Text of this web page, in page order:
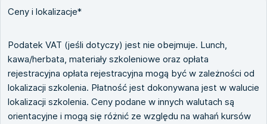
Ceny i lokalizacje*
Podatek VAT (jeśli dotyczy) jest nie obejmuje. Lunch,
kawa/herbata, materiały szkoleniowe oraz opłata
rejestracyjna opłata rejestracyjna mogą być w zależności od
lokalizacji szkolenia. Płatność jest dokonywana jest w walucie
lokalizacji szkolenia. Ceny podane w innych walutach są
orientacyjne i mogą się różnić ze względu na wahań kursów